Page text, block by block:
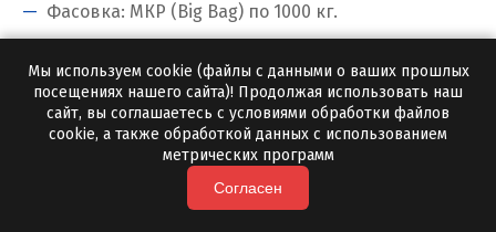
Фасовка: МКР (Big Bag) по 1000 кг.
Микрокальцит 500 мкм цена и
условия поставки
Цена зависит от объема партии и региона
поставки. Минимальная отгрузка с нашей
доставкой — от 10 тонн.
Мы используем cookie (файлы с данными о ваших прошлых
посещениях нашего сайта)! Продолжая использовать наш
сайт, вы соглашаетесь с условиями обработки файлов
cookie, а также обработкой данных с использованием
метрических программ
Согласен